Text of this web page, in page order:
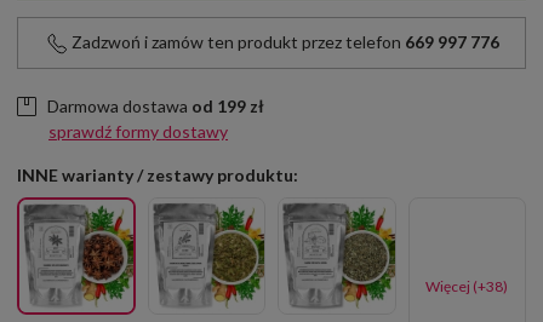
Zadzwoń i zamów ten produkt przez telefon 669 997 776
Darmowa dostawa od 199 zł
sprawdź formy dostawy
INNE warianty / zestawy produktu:
Więcej (+38)